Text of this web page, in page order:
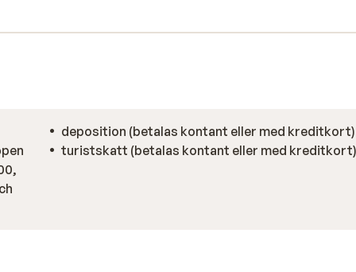
deposition (betalas kontant eller med kreditkort)
turistskatt (betalas kontant eller med kreditkort)